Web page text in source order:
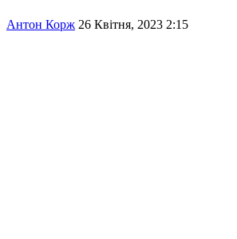
Антон Корж 26 Квітня, 2023 2:15